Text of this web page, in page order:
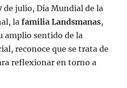
de julio, Día Mundial de la
lafamilia Landsmanas,
amplio sentido de la
reconoce que se trata de
reflexionar en torno a